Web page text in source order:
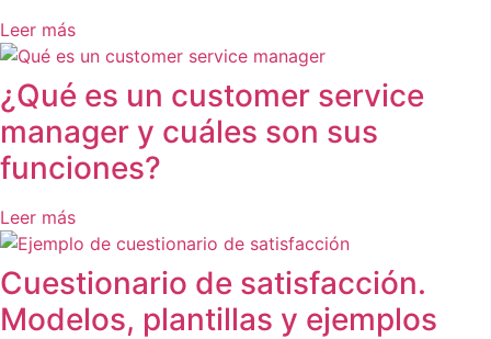
Leer más
¿Qué es un customer service
manager y cuáles son sus
funciones?
Leer más
Cuestionario de satisfacción.
Modelos, plantillas y ejemplos